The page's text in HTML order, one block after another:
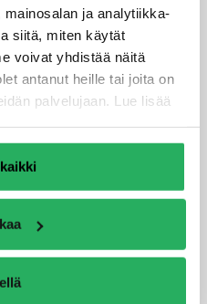
ja analytiikka-
siitä, miten käytät
voivat yhdistää näitä
antanut heille tai joita on
palvelujaan. Lue lisää
ja
tiivisteet